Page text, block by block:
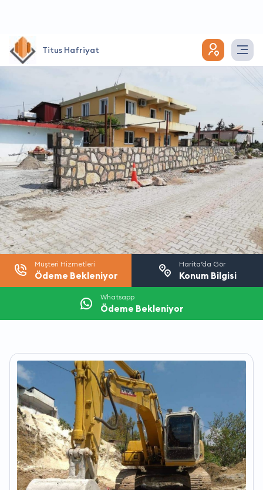
Titus Hafriyat
Müşteri Hizmetleri
Ödeme Bekleniyor
Harita’da Gör
Konum Bilgisi
Whatsapp
Ödeme Bekleniyor